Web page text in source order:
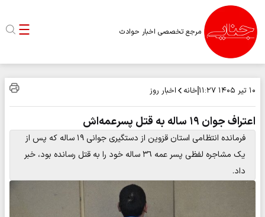
مرجع تخصصی اخبار حوادث
۱۰ تیر ۱۴۰۵ ۱۱:۲۷ خانه اخبار روز
اعتراف جوان ۱۹ ساله به قتل پسرعمه‌اش
فرمانده انتظامی استان قزوین از دستگیری جوانی ۱۹ ساله که پس از
یک مشاجره لفظی پسر عمه ٣٦ ساله خود را به قتل رسانده بود، خبر
داد.